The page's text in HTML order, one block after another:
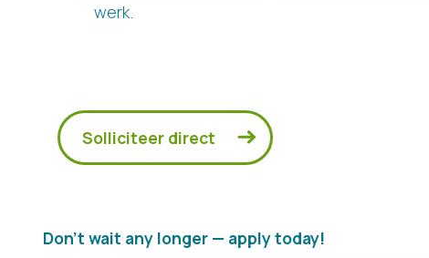
werk.
Solliciteer direct
Don’t wait any longer — apply today!